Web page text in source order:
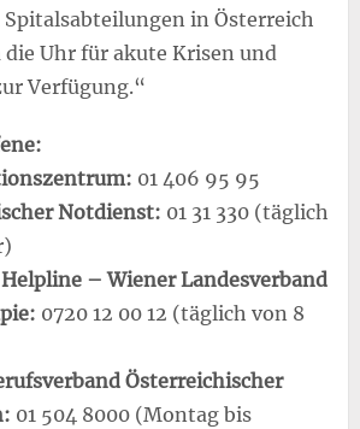
in Österreich
Uhr für akute Krisen und
Verfügung.“
01 406 95 95
Notdienst: 01 31 330 (täglich
– Wiener Landesverband
0720 12 00 12 (täglich von 8
Österreichischer
01 504 8000 (Montag bis